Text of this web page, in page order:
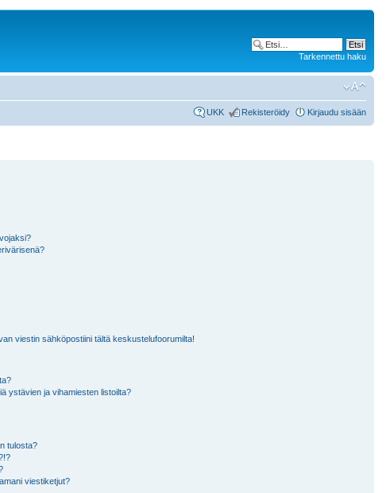
Tarkennettu haku
UKK Rekisteröidy Kirjaudu sisään
viestin sähköpostiini tältä keskustelufoorumilta!
ystävien ja vihamiesten listoilta?
tulosta?
viestiketjut?